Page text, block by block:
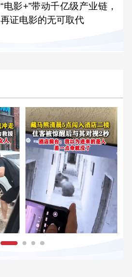
“电影+”带动千亿级产业链，
再证电影的无可取代